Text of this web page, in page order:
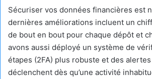
Sécuriser vos données financières est
dernières améliorations incluent un
de bout en bout pour chaque dépôt et
avons aussi déployé un système de
étapes (2FA) plus robuste et des
déclenchent dès qu’une activité